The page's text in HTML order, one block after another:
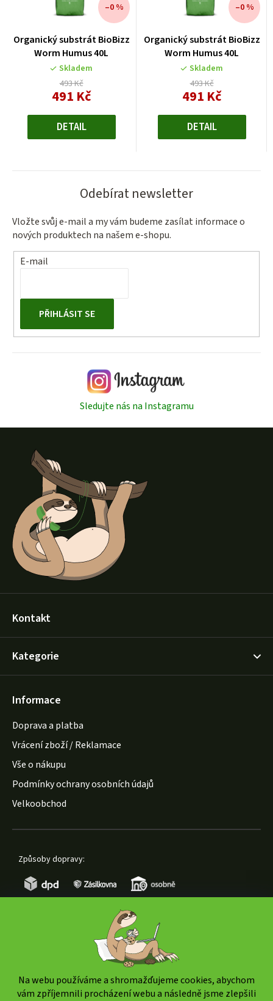
Na webu používáme a shromažďujeme cookies, abychom
vám zpříjemnili procházení webu a následně jsme zlepšili
Organický substrát BioBizz
Worm Humus 40L
Skladem
493 Kč
–0 %
491 KčMěrná
DETAIL
Organický substrát BioBizz
Worm Humus 40L
Skladem
493 Kč
–0 %
491 KčMěrná
DETAIL
Odebírat newsletter
Vložte svůj e-mail a my vám budeme zasílat informace o
nových produktech na našem e-shopu.
E-mail
PŘIHLÁSIT SE
Sledujte nás na Instagramu
Kontakt
Kategorie
Informace
Doprava a platba
Vrácení zboží / Reklamace
Vše o nákupu
Podmínky ochrany osobních údajů
Velkoobchod
Způsoby dopravy: